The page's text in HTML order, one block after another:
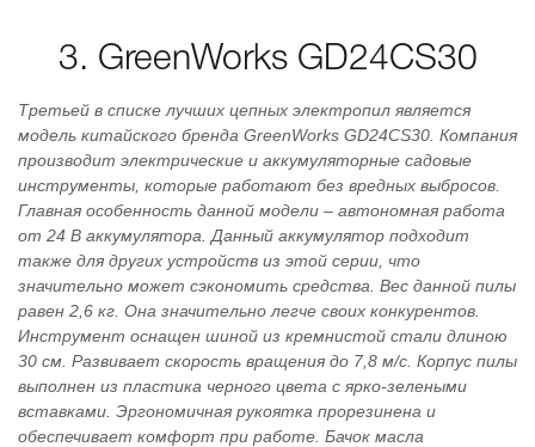
3. GreenWorks GD24CS30
Третьей в списке лучших цепных электропил является
модель китайского бренда GreenWorks GD24CS30. Компания
производит электрические и аккумуляторные садовые
инструменты, которые работают без вредных выбросов.
Главная особенность данной модели – автономная работа
от 24 В аккумулятора. Данный аккумулятор подходит
также для других устройств из этой серии, что
значительно может сэкономить средства. Вес данной пилы
равен 2,6 кг. Она значительно легче своих конкурентов.
Инструмент оснащен шиной из кремнистой стали длиною
30 см. Развивает скорость вращения до 7,8 м/с. Корпус пилы
выполнен из пластика черного цвета с ярко-зелеными
вставками. Эргономичная рукоятка прорезинена и
обеспечивает комфорт при работе. Бачок масла